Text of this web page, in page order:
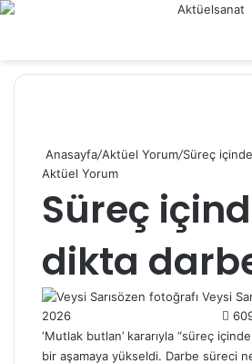
Anasayfa/Aktüel Yorum/Süreç
Aktüel Yorum
Süreç
dikta
Veysi
2026
‘Mutlak butlan’ kararıyla “süreç
bir aşamaya yükseldi. Darbe süreci